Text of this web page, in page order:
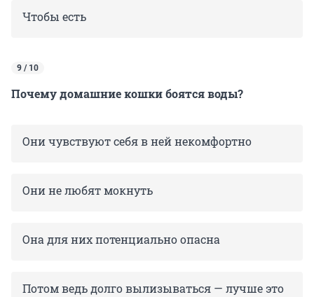
Чтобы есть
9 / 10
Почему домашние кошки боятся воды?
Они чувствуют себя в ней некомфортно
Они не любят мокнуть
Она для них потенциально опасна
Потом ведь долго вылизываться — лучше это